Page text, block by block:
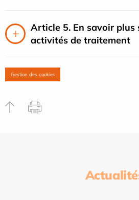
Article 5. En savoir plus
activités de traitement
Gestion des cookies